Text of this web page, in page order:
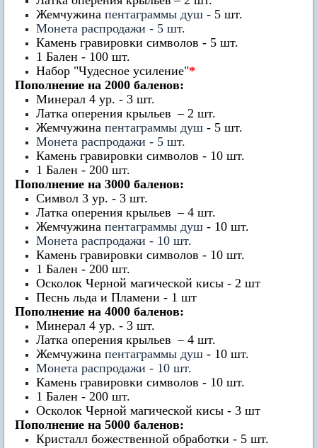
Жемчужина пентаграммы душ - 5 шт.
Монета распродажи - 5 шт.
Камень гравировки символов - 5 шт.
1 Бален - 100 шт.
Набор "Чудесное усиление"*
Пополнение на 2000 баленов:
Минерал 4 ур. - 3 шт.
Латка оперения крыльев – 2 шт.
Жемчужина пентаграммы душ - 5 шт.
Монета распродажи - 5 шт.
Камень гравировки символов - 10 шт.
1 Бален - 200 шт.
Пополнение на 3000 баленов:
Символ 3 ур. - 3 шт.
Латка оперения крыльев – 4 шт.
Жемчужина пентаграммы душ - 10 шт.
Монета распродажи - 10 шт.
Камень гравировки символов - 10 шт.
1 Бален - 200 шт.
Осколок Черной магической кисы - 2 шт
Песнь льда и Пламени - 1 шт
Пополнение на 4000 баленов:
Минерал 4 ур. - 3 шт.
Латка оперения крыльев – 4 шт.
Жемчужина пентаграммы душ - 10 шт.
Монета распродажи - 10 шт.
Камень гравировки символов - 10 шт.
1 Бален - 200 шт.
Осколок Черной магической кисы - 3 шт
Пополнение на 5000 баленов:
Кристалл божественной обработки - 5 шт.